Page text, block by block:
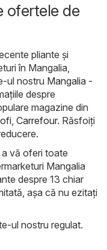
ofertele de
pliante și
în Mangalia,
ul nostru Mangalia -
despre
magazine din
Carrefour. Răsfoiți
vă oferi toate
Mangalia
despre 13 chiar
așa că nu ezitați
ul nostru regulat.